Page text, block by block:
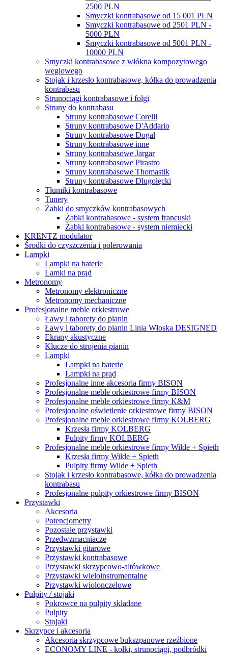
2500 PLN
Smyczki kontrabasowe od 15 001 PLN
Smyczki kontrabasowe od 2501 PLN -
5000 PLN
Smyczki kontrabasowe od 5001 PLN -
10000 PLN
Smyczki kontrabasowe z włókna kompozytowego
węglowego
Stojak i krzesło kontrabasowe, kółka do prowadzenia
kontrabasu
Strunociągi kontrabasowe i folgi
Struny do kontrabasu
Struny kontrabasowe Corelli
Struny kontrabasowe D'Addario
Struny kontrabasowe Dogal
Struny kontrabasowe inne
Struny kontrabasowe Jargar
Struny kontrabasowe Pirastro
Struny kontrabasowe Thomastik
Struny kontrabasowe Długołęcki
Tłumiki kontrabasowe
Tunery
Żabki do smyczków kontrabasowych
Żabki kontrabasowe - system francuski
Żabki kontrabasowe - system niemiecki
KRENTZ modulator
Środki do czyszczenia i polerowania
Lampki
Lampki na baterie
Lamki na prąd
Metronomy
Metronomy elektroniczne
Metronomy mechaniczne
Profesjonalne meble orkiestrowe
Ławy i taborety do pianin
Ławy i taborety do pianin Linia Włoska DESIGNED
Ekrany akustyczne
Klucze do strojenia pianin
Lampki
Lampki na baterie
Lampki na prąd
Profesjonalne inne akcesoria firmy BISON
Profesjonalne meble orkiestrowe firmy BISON
Profesjonalne meble orkiestrowe firmy K&M
Profesjonalne oświetlenie orkiestrowe firmy BISON
Profesjonalne meble orkiestrowe firmy KOLBERG
Krzesła firmy KOLBERG
Pulpity firmy KOLBERG
Profesjonalne meble orkiestrowe firmy Wilde + Spieth
Krzesła firmy Wilde + Spieth
Pulpity firmy Wilde + Spieth
Stojak i krzesło kontrabasowe, kółka do prowadzenia
kontrabasu
Profesjonalne pulpity orkiestrowe firmy BISON
Przystawki
Akcesoria
Potencjometry
Pozostałe przystawki
Przedwzmacniacze
Przystawki gitarowe
Przystawki kontrabasowe
Przystawki skrzypcowo-altówkowe
Przystawki wieloinstrumentalne
Przystawki wiolonczelowe
Pulpity / stojaki
Pokrowce na pulpity składane
Pulpity
Stojaki
Skrzypce i akcesoria
Akcesoria skrzypcowe bukszpanowe rzeźbione
ECONOMY LINE - kołki, strunociągi, podbródki